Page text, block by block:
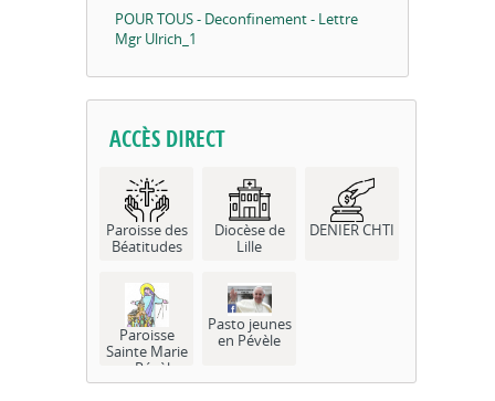
POUR TOUS - Deconfinement - Lettre
Mgr Ulrich_1
ACCÈS DIRECT
Paroisse des
Béatitudes
Diocèse de
Lille
DENIER CHTI
Paroisse
Sainte Marie
en Pévèle
Pasto jeunes
en Pévèle